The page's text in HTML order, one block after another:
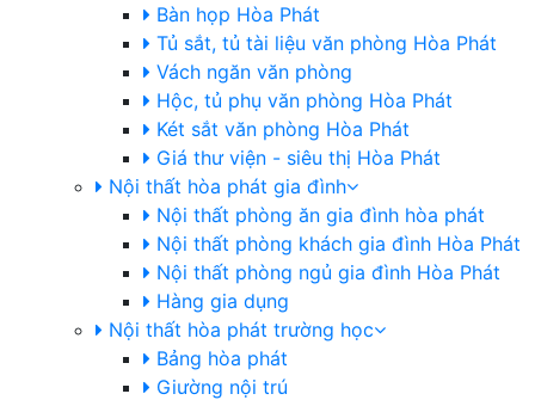
Bàn họp Hòa Phát
Tủ sắt, tủ tài liệu văn phòng Hòa Phát
Vách ngăn văn phòng
Hộc, tủ phụ văn phòng Hòa Phát
Két sắt văn phòng Hòa Phát
Giá thư viện - siêu thị Hòa Phát
Nội thất hòa phát gia đình
Nội thất phòng ăn gia đình hòa phát
Nội thất phòng khách gia đình Hòa Phát
Nội thất phòng ngủ gia đình Hòa Phát
Hàng gia dụng
Nội thất hòa phát trường học
Bảng hòa phát
Giường nội trú